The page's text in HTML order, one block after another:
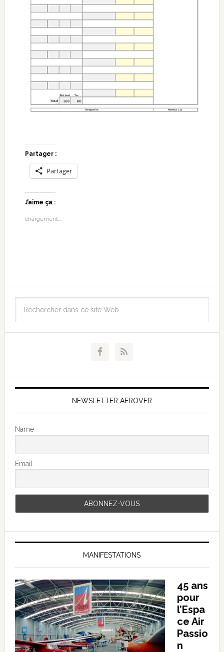
Partager :
Partager
J’aime ça :
chargement…
NEWSLETTER AEROVFR
Name
Email
MANIFESTATIONS
45 ans
pour
l’Espa
ce Air
Passio
n